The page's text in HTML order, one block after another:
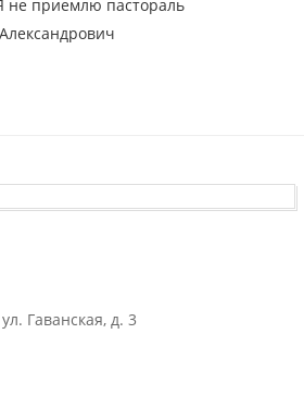
не приемлю пастораль
Гаванская, д. 3